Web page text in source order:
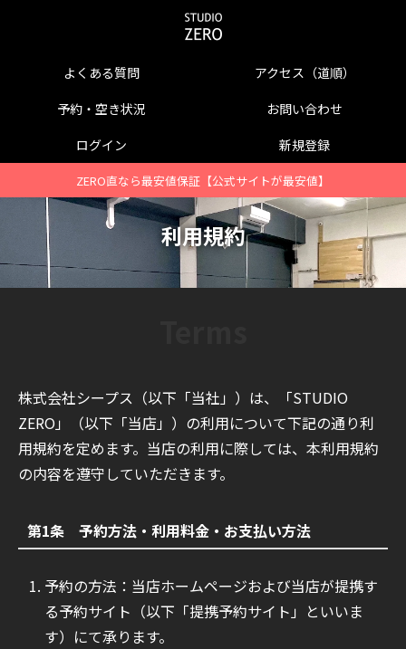
よくある質問
アクセス（道順）
予約・空き状況
お問い合わせ
ログイン
新規登録
ZERO直なら最安値保証【公式サイトが最安値】
利用規約
株式会社シープス（以下「当社」）は、「STUDIO
ZERO」（以下「当店」）の利用について下記の通り利
用規約を定めます。当店の利用に際しては、本利用規約
の内容を遵守していただきます。
第1条 予約方法・利用料金・お支払い方法
予約の方法：当店ホームページおよび当店が提携す
る予約サイト（以下「提携予約サイト」といいま
す）にて承ります。